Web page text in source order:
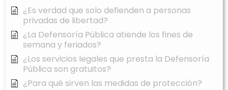
¿Es verdad que solo defienden a personas
privadas de libertad?
¿La Defensoría Pública atiende los fines de
semana y feriados?
¿Los servicios legales que presta la Defensoría
Pública son gratuitos?
¿Para qué sirven las medidas de protección?